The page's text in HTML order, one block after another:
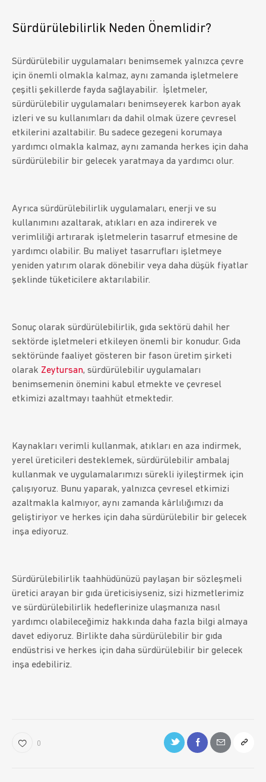
Sürdürülebilirlik Neden Önemlidir?
Sürdürülebilir uygulamaları benimsemek yalnızca çevre
için önemli olmakla kalmaz, aynı zamanda işletmelere
çeşitli şekillerde fayda sağlayabilir. İşletmeler,
sürdürülebilir uygulamaları benimseyerek karbon ayak
izleri ve su kullanımları da dahil olmak üzere çevresel
etkilerini azaltabilir. Bu sadece gezegeni korumaya
yardımcı olmakla kalmaz, aynı zamanda herkes için daha
sürdürülebilir bir gelecek yaratmaya da yardımcı olur.
Ayrıca sürdürülebilirlik uygulamaları, enerji ve su
kullanımını azaltarak, atıkları en aza indirerek ve
verimliliği artırarak işletmelerin tasarruf etmesine de
yardımcı olabilir. Bu maliyet tasarrufları işletmeye
yeniden yatırım olarak dönebilir veya daha düşük fiyatlar
şeklinde tüketicilere aktarılabilir.
Sonuç olarak sürdürülebilirlik, gıda sektörü dahil her
sektörde işletmeleri etkileyen önemli bir konudur. Gıda
sektöründe faaliyet gösteren bir fason üretim şirketi
olarak Zeytursan, sürdürülebilir uygulamaları
benimsemenin önemini kabul etmekte ve çevresel
etkimizi azaltmayı taahhüt etmektedir.
Kaynakları verimli kullanmak, atıkları en aza indirmek,
yerel üreticileri desteklemek, sürdürülebilir ambalaj
kullanmak ve uygulamalarımızı sürekli iyileştirmek için
çalışıyoruz. Bunu yaparak, yalnızca çevresel etkimizi
azaltmakla kalmıyor, aynı zamanda kârlılığımızı da
geliştiriyor ve herkes için daha sürdürülebilir bir gelecek
inşa ediyoruz.
Sürdürülebilirlik taahhüdünüzü paylaşan bir sözleşmeli
üretici arayan bir gıda üreticisiyseniz, sizi hizmetlerimiz
ve sürdürülebilirlik hedeflerinize ulaşmanıza nasıl
yardımcı olabileceğimiz hakkında daha fazla bilgi almaya
davet ediyoruz. Birlikte daha sürdürülebilir bir gıda
endüstrisi ve herkes için daha sürdürülebilir bir gelecek
inşa edebiliriz.
0